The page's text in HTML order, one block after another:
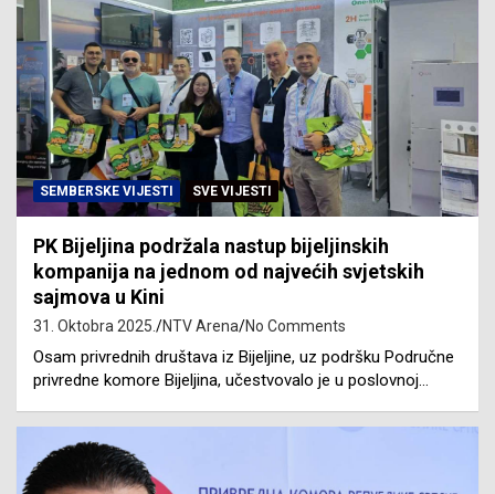
SEMBERSKE VIJESTI SVE VIJESTI
PK Bijeljina podržala nastup bijeljinskih
kompanija na jednom od najvećih svjetskih
sajmova u Kini
31. Oktobra 2025. NTV Arena No Comments
Osam privrednih društava iz Bijeljine, uz podršku Područne
privredne komore Bijeljina, učestvovalo je u poslovnoj…